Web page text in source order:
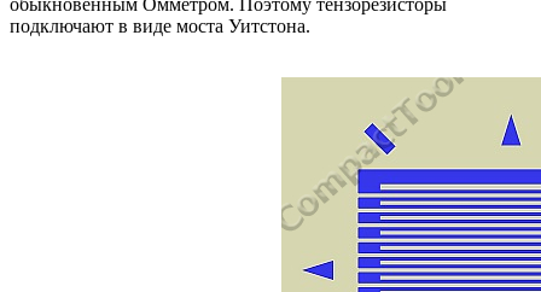
подключают в виде моста Уитстона.